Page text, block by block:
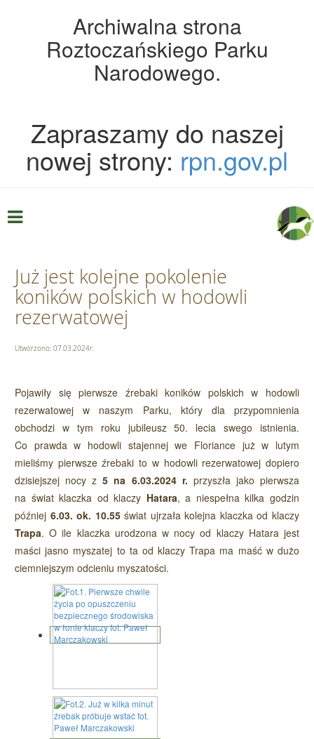
Archiwalna strona
Roztoczańskiego Parku
Narodowego.
Zapraszamy do naszej
nowej strony: rpn.gov.pl
Już jest kolejne pokolenie
koników polskich w hodowli
rezerwatowej
Utworzono: 07.03.2024r.
Pojawiły się pierwsze źrebaki koników polskich w hodowli
rezerwatowej w naszym Parku, który dla przypomnienia
obchodzi w tym roku jubileusz 50. lecia swego istnienia.
Co prawda w hodowli stajennej we Floriance już w lutym
mieliśmy pierwsze źrebaki to w hodowli rezerwatowej dopiero
dzisiejszej nocy z5 na 6.03.2024 r. przyszła jako pierwsza
na świat klaczka od klaczy Hatara, a niespełna kilka godzin
później 6.03. ok. 10.55świat ujrzała kolejna klaczka od klaczy
Trapa. O ile klaczka urodzona w nocy od klaczy Hatara jest
maści jasno myszatej to ta od klaczy Trapa ma maść w dużo
ciemniejszym odcieniu myszatości.